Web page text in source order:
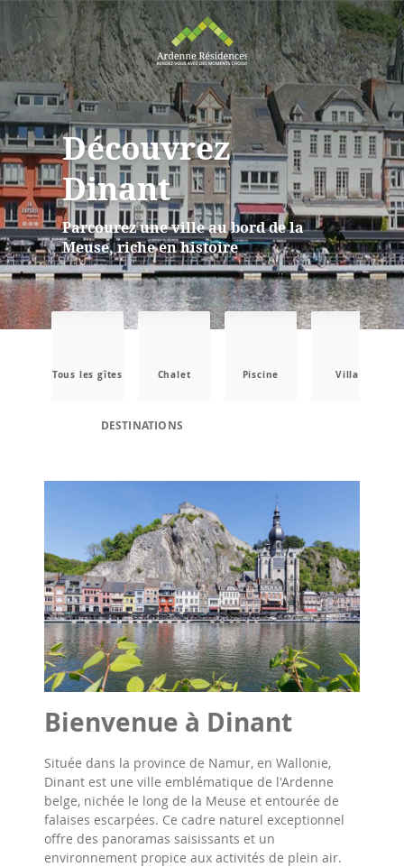
Découvrez
Dinant
Parcourez une ville au bord de la
Meuse, riche en histoire
Tous les gîtes Chalet Piscine Villa
DESTINATIONS
Bienvenue à Dinant
Située dans la province de Namur, en Wallonie,
Dinant est une ville emblématique de l'Ardenne
belge, nichée le long de la Meuse et entourée de
falaises escarpées. Ce cadre naturel exceptionnel
offre des panoramas saisissants et un
environnement propice aux activités de plein air.